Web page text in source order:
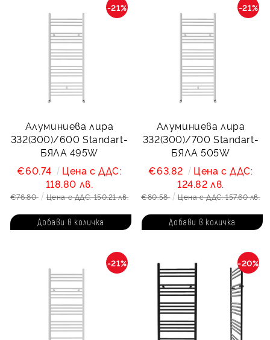
Алуминиева лира
332(300)/600 Standart-
БЯЛА 495W
-21%
€60.74
Цена с ДДС:
118.80 лв.
€76.80 Цена с ДДС: 150.21 лв.
Алуминиева лира
332(300)/700 Standart-
БЯЛА 505W
-21%
€63.82
Цена с ДДС:
124.82 лв.
€80.58 Цена с ДДС: 157.60 лв.
-21% -20%